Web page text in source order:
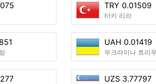
TRY 0.01509
터키 리라
UAH 0.01419
우크라이나 흐리
UZS 3.77797